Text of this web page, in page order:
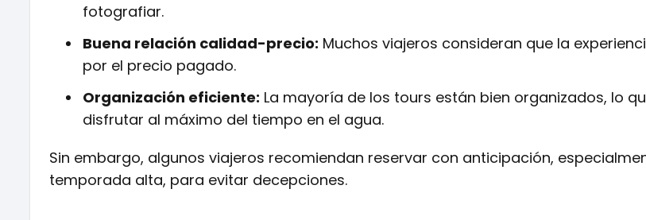
fotografiar.
Buena relación calidad-precio: Muchos viajeros consideran que la
por el precio pagado.
Organización eficiente: La mayoría de los tours están bien organizados, lo
disfrutar al máximo del tiempo en el agua.
Sin embargo, algunos viajeros recomiendan reservar con anticipación,
temporada alta, para evitar decepciones.